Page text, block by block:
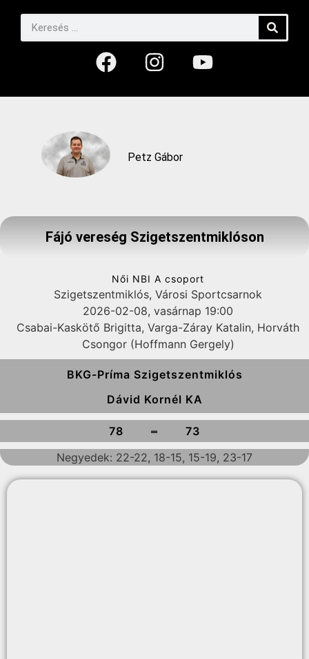
Petz Gábor
Fájó vereség Szigetszentmiklóson
Női NBI A csoport
Szigetszentmiklós, Városi Sportcsarnok
2026-02-08, vasárnap 19:00
Csabai-Kaskötő Brigitta, Varga-Záray Katalin, Horváth
Csongor (Hoffmann Gergely)
BKG-Príma Szigetszentmiklós
Dávid Kornél KA
78 -
73
Negyedek: 22-22, 18-15, 15-19, 23-17